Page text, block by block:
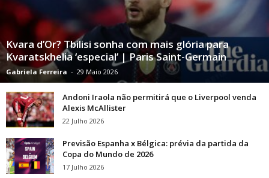
Kvara d’Or? Tbilisi sonha com mais glória para
Kvaratskhelia ‘especial’ | Paris Saint-Germain
Gabriela Ferreira - 29 Maio 2026
Andoni Iraola não permitirá que o Liverpool venda
Alexis McAllister
22 Julho 2026
Previsão Espanha x Bélgica: prévia da partida da
Copa do Mundo de 2026
17 Julho 2026